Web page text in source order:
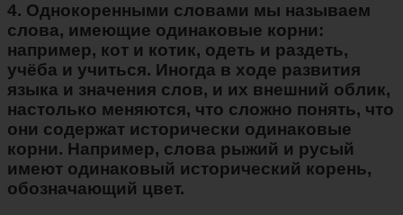
4. Однокоренными словами мы называем
слова, имеющие одинаковые корни:
например, кот и котик, одеть и раздеть,
учёба и учиться. Иногда в ходе развития
языка и значения слов, и их внешний облик,
настолько меняются, что сложно понять, что
они содержат исторически одинаковые
корни. Например, слова рыжий и русый
имеют одинаковый исторический корень,
обозначающий цвет.